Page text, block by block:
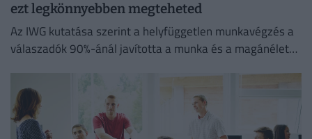
ezt legkönnyebben megteheted
Az IWG kutatása szerint a helyfüggetlen munkavégzés a
válaszadók 90%-ánál javította a munka és a magánélet